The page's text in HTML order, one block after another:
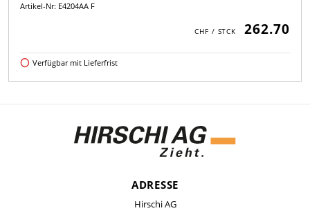
Artikel-Nr: E4204AA F
262.70
Verfügbar mit Lieferfrist
ADRESSE
Hirschi AG